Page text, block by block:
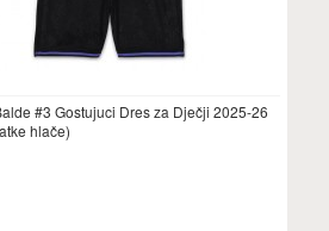
#3 Gostujuci Dres za Dječji 2025-26
hlače)